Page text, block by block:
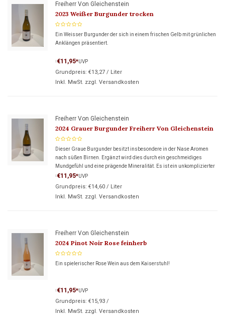
Freiherr Von Gleichenstein
2023 Weißer Burgunder trocken
Ein Weisser Burgunder der sich in einem frischen Gelb mit grünlichen
Anklängen präsentiert.
*€11,95*UVP
Grundpreis: €13,27 / Liter
Inkl. MwSt. zzgl. Versandkosten
Freiherr Von Gleichenstein
2024 Grauer Burgunder Freiherr Von Gleichenstein
Dieser Graue Burgunder besitzt insbesondere in der Nase Aromen
nach süßen Birnen. Ergänzt wird dies durch ein geschmeidiges
Mundgefühl und eine prägende Mineralität. Es ist ein unkomplizierter
Wein, der unbeschwerten Trinkgenuss mit sich bringt.
*€11,95*UVP
Grundpreis: €14,60 / Liter
Inkl. MwSt. zzgl. Versandkosten
Freiherr Von Gleichenstein
2024 Pinot Noir Rose feinherb
Ein spielerischer Rose Wein aus dem Kaiserstuhl!
*€11,95*UVP
Grundpreis: €15,93 /
Inkl. MwSt. zzgl. Versandkosten